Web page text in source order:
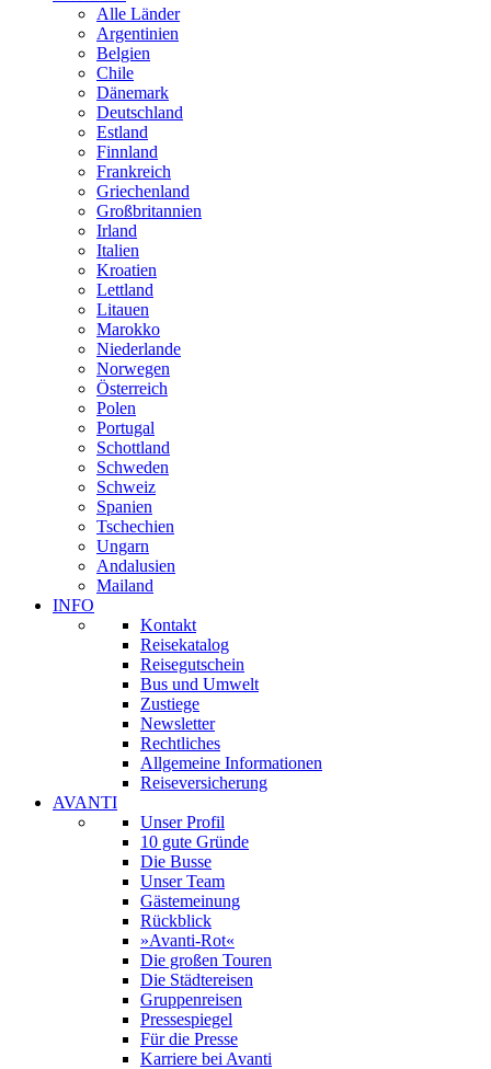
Alle Länder
Argentinien
Belgien
Chile
Dänemark
Deutschland
Estland
Finnland
Frankreich
Griechenland
Großbritannien
Irland
Italien
Kroatien
Lettland
Litauen
Marokko
Niederlande
Norwegen
Österreich
Polen
Portugal
Schottland
Schweden
Schweiz
Spanien
Tschechien
Ungarn
Andalusien
Mailand
INFO
Kontakt
Reisekatalog
Reisegutschein
Bus und Umwelt
Zustiege
Newsletter
Rechtliches
Allgemeine Informationen
Reiseversicherung
AVANTI
Unser Profil
10 gute Gründe
Die Busse
Unser Team
Gästemeinung
Rückblick
»Avanti-Rot«
Die großen Touren
Die Städtereisen
Gruppenreisen
Pressespiegel
Für die Presse
Karriere bei Avanti